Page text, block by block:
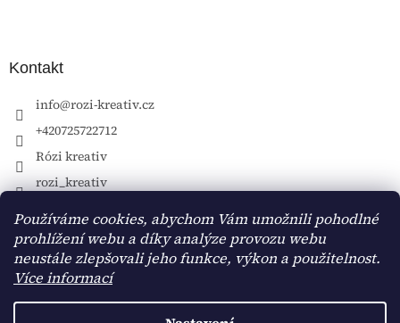
Používáme cookies, abychom Vám umožnili pohodlné
prohlížení webu a díky analýze provozu webu
neustále zlepšovali jeho funkce, výkon a použitelnost.
Více informací
Kontakt
info@rozi-kreativ.cz
+420725722712
Rózi kreativ
rozi_kreativ